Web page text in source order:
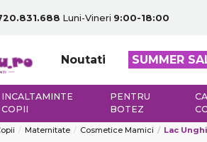
Luni-Vineri 9:00-18:00
Noutati SUMMER
INCALTAMINTE
COPII
PENTRU
BOTEZ
Maternitate Cosmetice Mamici Lac